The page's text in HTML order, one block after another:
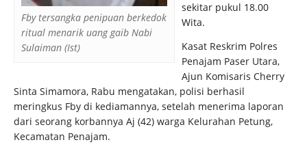
Fby tersangka penipuan berkedok
ritual menarik uang gaib Nabi
Sulaiman (Ist)
sekitar pukul 18.00
Wita.
Kasat Reskrim Polres
Penajam Paser Utara,
Ajun Komisaris Cherry
Sinta Simamora, Rabu mengatakan, polisi berhasil
meringkus Fby di kediamannya, setelah menerima laporan
dari seorang korbannya Aj (42) warga Kelurahan Petung,
Kecamatan Penajam.